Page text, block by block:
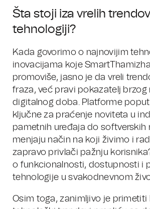
Šta stoji iza vrelih
tehnologiji?
Kada govorimo o najnovijim
inovacijama koje
promoviše, jasno je da vreli
fraza, već pravi pokazatelj brzog
digitalnog doba. Platforme
ključne za praćenje noviteta u
pametnih uređaja do softverskih
menjaju način na koji živimo i
zapravo privlači pažnju
o funkcionalnosti, dostupnosti i
tehnologije u svakodnevnom
Osim toga, zanimljivo je primetiti